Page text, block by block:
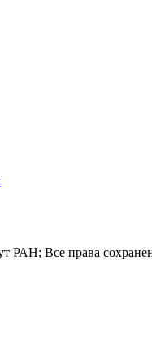
РАН; Все права